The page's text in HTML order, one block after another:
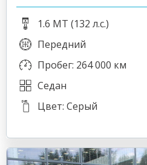
1.6 MT (132 л.с.)
Передний
Пробег: 264 000 км
Седан
Цвет: Серый